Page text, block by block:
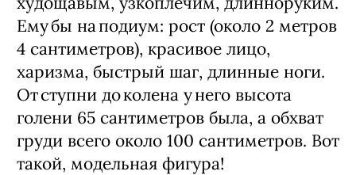
Ему бы на подиум: рост (около 2 метров
4 сантиметров), красивое лицо,
харизма, быстрый шаг, длинные ноги.
От ступни до колена у него высота
голени 65 сантиметров была, а обхват
груди всего около 100 сантиметров. Вот
такой, модельная фигура!